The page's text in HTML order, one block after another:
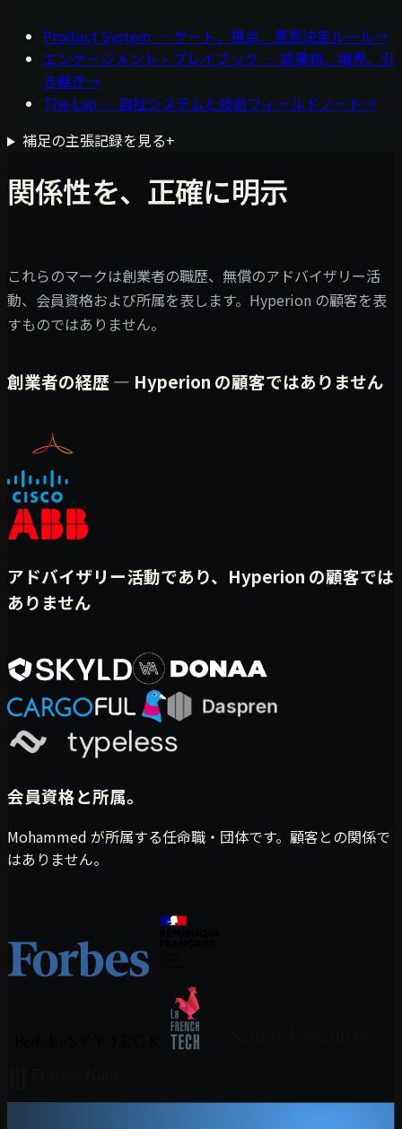
Product System — ゲート、視点、意思決定ルール→
エンゲージメント・プレイブック — 成果物、境界、引
き継ぎ→
The Lab — 自社システムと技術フィールドノート→
補足の主張記録を見る+
関係性を、正確に明示
これらのマークは創業者の職歴、無償のアドバイザリー活
動、会員資格および所属を表します。Hyperion の顧客を表
すものではありません。
創業者の経歴 — Hyperion の顧客ではありません
アドバイザリー活動であり、Hyperion の顧客では
ありません
会員資格と所属。
Mohammed が所属する任命職・団体です。顧客との関係で
はありません。